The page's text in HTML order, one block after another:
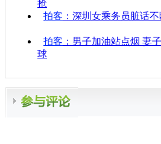
抢
拍客 ：深圳女乘务员脏话
拍客 ：男子加油站点烟 妻
球